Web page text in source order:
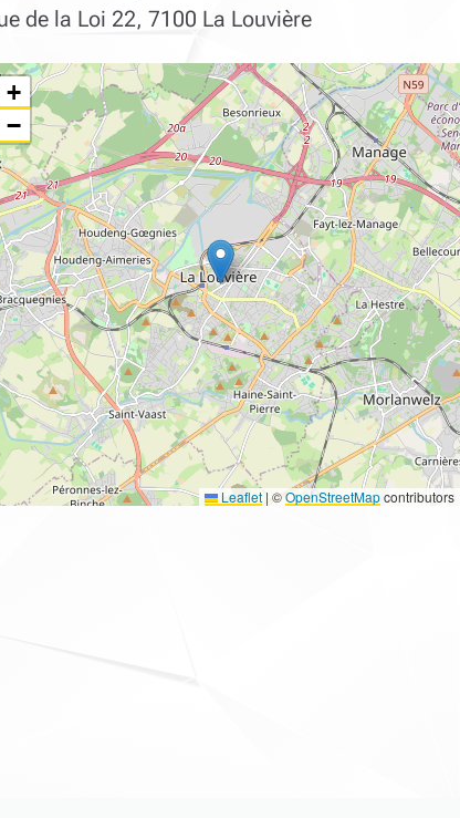
de la Loi 22, 7100 La Louvière
+
−
Leaflet |©OpenStreetMapcontributors